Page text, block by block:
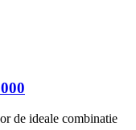
de ideale combinatie